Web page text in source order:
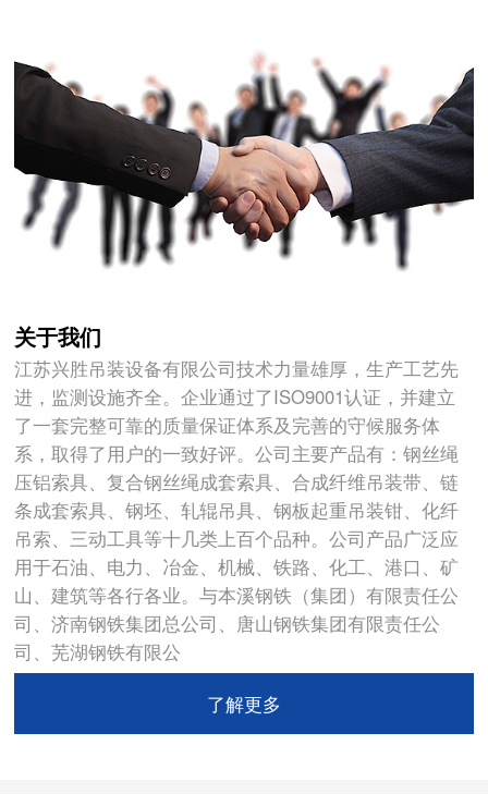
关于我们
江苏兴胜吊装设备有限公司技术力量雄厚，生产工艺先
进，监测设施齐全。企业通过了ISO9001认证，并建立
了一套完整可靠的质量保证体系及完善的守候服务体
系，取得了用户的一致好评。公司主要产品有：钢丝绳
压铝索具、复合钢丝绳成套索具、合成纤维吊装带、链
条成套索具、钢坯、轧辊吊具、钢板起重吊装钳、化纤
吊索、三动工具等十几类上百个品种。公司产品广泛应
用于石油、电力、冶金、机械、铁路、化工、港口、矿
山、建筑等各行各业。与本溪钢铁（集团）有限责任公
司、济南钢铁集团总公司、唐山钢铁集团有限责任公
司、芜湖钢铁有限公
了解更多